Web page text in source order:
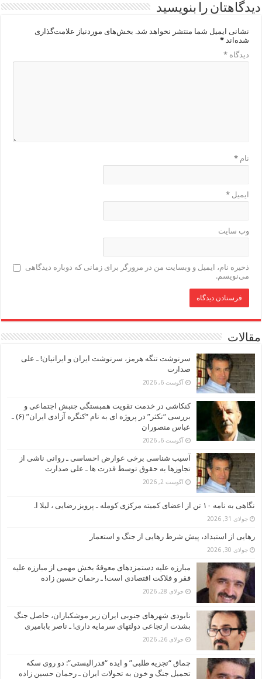
دیدگاهتان را بنویسید
نشانی ایمیل شما منتشر نخواهد شد. بخش‌های موردنیاز علامت‌گذاری
شده‌اند*
دیدگاه*
نام*
ایمیل*
وب‌ سایت
ذخیره نام، ایمیل و وبسایت من در مرورگر برای زمانی که دوباره دیدگاهی
می‌نویسم.
مقالات
سرنوشت تنگه هرمز، سرنوشت ایران و ایرانیان! ـ علی
صدارت
آگوست 6, 2026
کنکاشی در خدمت تقویت همبستگی جنبش اجتماعی و
بررسی “نکثر” در پروژه ای به نام “کنگره آزادی ایران” (۶) ـ
عباس منصوران
آگوست 6, 2026
آسیب شناسی برخی عوارض احساسی ـ روانی ناشی از
تجاوزها به حقوق توسط قدرت ها ـ علی صدارت
آگوست 2, 2026
نگاهی به نامه ۱۰ تن از اعضای کمیته مرکزی کومله ـ پرویز رضایی ، لیلا ا.
جولای 31, 2026
رهایی از استبداد، پیش شرط رهایی از جنگ و استعمار
جولای 30, 2026
مبارزه علیه دستمزدهای معوقهُ بخش مهمی از مبارزه علیه
فقر و فلاکت اقتصادی است! ـ رحمان حسین زاده
جولای 28, 2026
نابودی شهرهای جنوبی ایران زیر موشکباران، حاصل جنگ
بشدت ارتجاعی دولتهای سرمایه داری! ـ ناصر بابامیری
جولای 26, 2026
چماق “تجزیه طلبی” و ایده “فدرالیستی”: دو روی سکه
تحمیل جنگ و خون به تحولات ایران ـ رحمان حسین زاده